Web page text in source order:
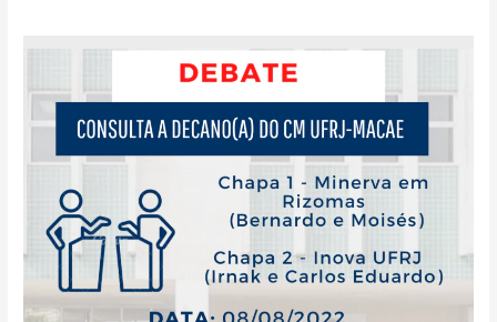
Debate
chapas
Consulta
Decania
(Gestão
2022-
2026)